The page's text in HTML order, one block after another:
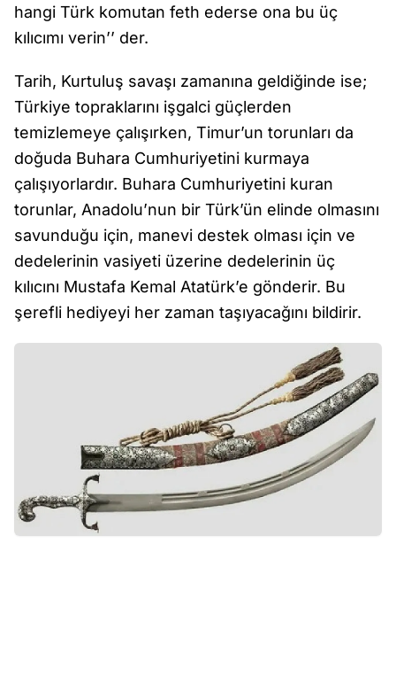
hangi Türk komutan feth ederse ona bu üç
kılıcımı verin’’ der.
Tarih, Kurtuluş savaşı zamanına geldiğinde ise;
Türkiye topraklarını işgalci güçlerden
temizlemeye çalışırken, Timur’un torunları da
doğuda Buhara Cumhuriyetini kurmaya
çalışıyorlardır. Buhara Cumhuriyetini kuran
torunlar, Anadolu’nun bir Türk’ün elinde olmasını
savunduğu için, manevi destek olması için ve
dedelerinin vasiyeti üzerine dedelerinin üç
kılıcını Mustafa Kemal Atatürk’e gönderir. Bu
şerefli hediyeyi her zaman taşıyacağını bildirir.